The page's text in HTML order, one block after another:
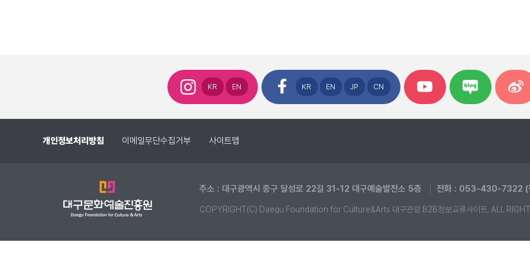
KR EN KR EN JP CN
개인정보처리방침 이메일무단수집거부 사이트맵
주소 : 대구광역시 중구 달성로 22길 31-12 대구예술발전소 5층 전화 : 053-430-7322
COPYRIGHT(C) Daegu Foundation for Culture&Arts 대구관광 B2B정보교류사이트. ALL